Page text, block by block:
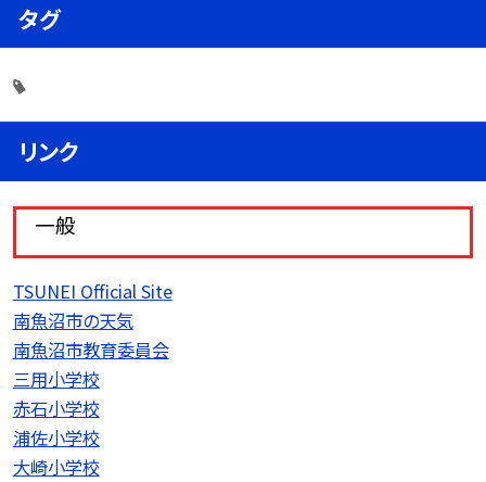
タグ
リンク
一般
TSUNEI Official Site
南魚沼市の天気
南魚沼市教育委員会
三用小学校
赤石小学校
浦佐小学校
大崎小学校